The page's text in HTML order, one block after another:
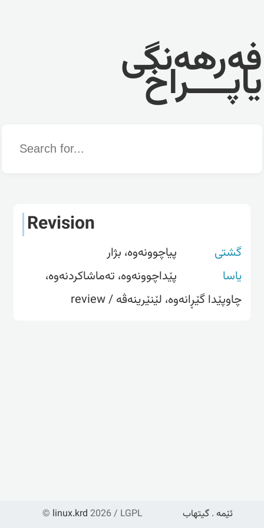
فەرهەنگی
یاپــــراخ
Word
Revision
گشتی
پیاچوونەوە، بژار
یاسا
پێداچوونەوە، تەماشاکردنەوە،
چاوپێدا گێڕانەوە، لێنێرینەڤە / review
© linux.krd 2026 / LGPL ئێمە . گیتهاب